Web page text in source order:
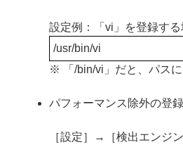
設定例：「vi」を登録する
/usr/bin/vi
※ 「/bin/vi」だと、パス
パフォーマンス除外の登
［設定］→［検出エンジ